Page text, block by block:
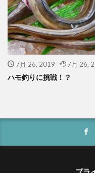
7月 26, 2019 7月 26,
ハモ釣りに挑戦！？